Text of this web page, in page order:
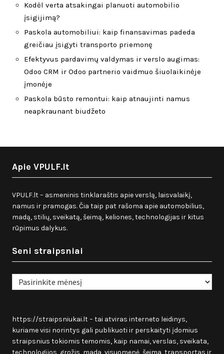
Kodėl verta atsakingai planuoti automobilio
įsigijimą?
Paskola automobiliui: kaip finansavimas padeda
greičiau įsigyti transporto priemonę
Efektyvus pardavimų valdymas ir verslo augimas:
Odoo CRM ir Odoo partnerio vaidmuo šiuolaikinėje
įmonėje
Paskola būsto remontui: kaip atnaujinti namus
neapkraunant biudžeto
Apie VPULF.lt
VPULF.lt – asmeninis tinklaraštis apie verslą, laisvalaikį,
namus ir pramogas. Čia taip pat rašoma apie automobilius,
madą, stilių, sveikatą, šeimą, keliones, technologijas ir kitus
rūpimus dalykus.
Seni straipsniai
Seni
straipsniai
https://straipsniukai.lt– tai atviras interneto leidinys,
kuriame visi norintys gali publikuoti ir perskaityti įdomius
straipsnius tokiomis temomis, kaip namai, verslas, sveikata,